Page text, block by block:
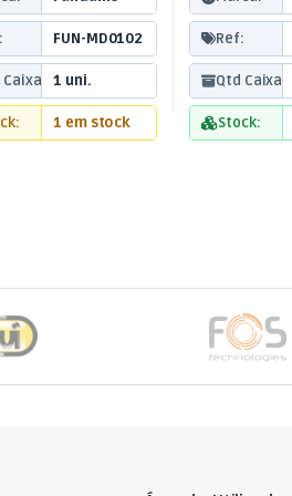
FUN-MD0102
1 uni.
1 em stock
Ref:
Qtd Caixa:
Stock: